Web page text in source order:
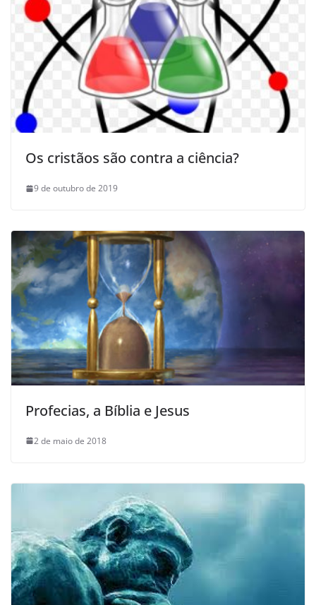
Os cristãos são contra a ciência?
9 de outubro de 2019
Profecias, a Bíblia e Jesus
2 de maio de 2018